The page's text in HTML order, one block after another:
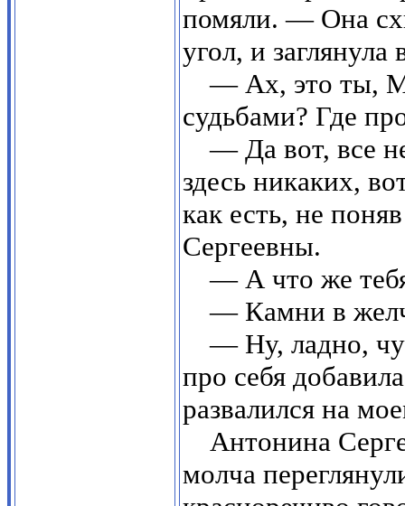
помяли. — Она
угол, и
— Ах, это ты,
судьбами? Где
— Да вот, все
здесь никаких,
как есть, не
Сергеевны.
— А что же
— Камни в
— Ну, ладно,
про себя
развалился на
Антонина
молча